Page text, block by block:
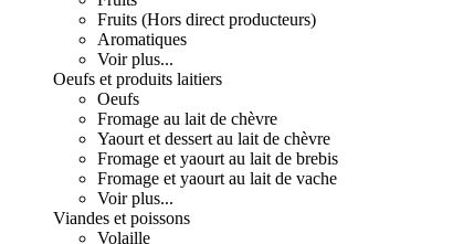
Fruits (Hors direct producteurs)
Aromatiques
Voir plus...
Oeufs et produits laitiers
Oeufs
Fromage au lait de chèvre
Yaourt et dessert au lait de chèvre
Fromage et yaourt au lait de brebis
Fromage et yaourt au lait de vache
Voir plus...
Viandes et poissons
Volaille